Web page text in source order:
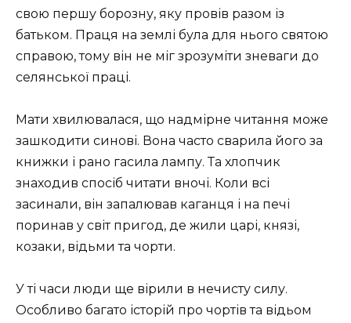
свою першу борозну, яку провів разом із
батьком. Праця на землі була для нього святою
справою, тому він не міг зрозуміти зневаги до
селянської праці.
Мати хвилювалася, що надмірне читання може
зашкодити синові. Вона часто сварила його за
книжки і рано гасила лампу. Та хлопчик
знаходив спосіб читати вночі. Коли всі
засинали, він запалював каганця і на печі
поринав у світ пригод, де жили царі, князі,
козаки, відьми та чорти.
У ті часи люди ще вірили в нечисту силу.
Особливо багато історій про чортів та відьом